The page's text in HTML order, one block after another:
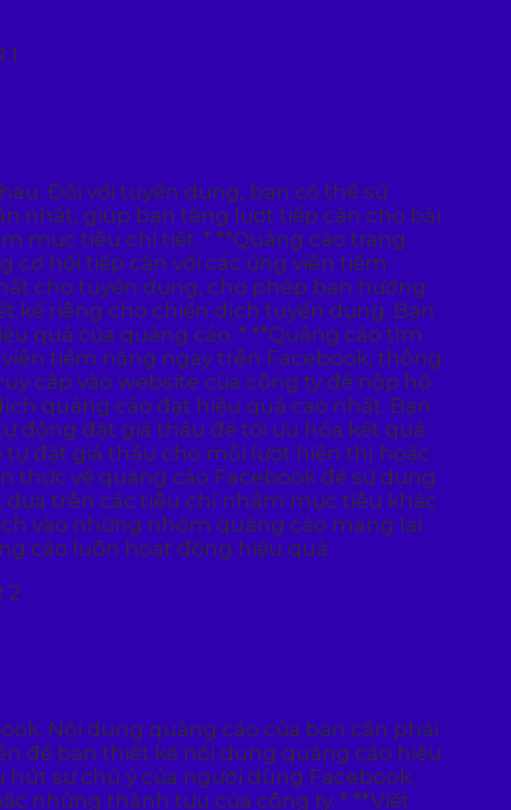
Đối với tuyển dụng, bạn có thể sử
nhất, giúp bạn tăng lượt tiếp cận cho bài
mục tiêu chi tiết. * **Quảng cáo trang
cơ hội tiếp cận với các ứng viên tiềm
cho tuyển dụng, cho phép bạn hướng
kế riêng cho chiến dịch tuyển dụng. Bạn
quả của quảng cáo. * **Quảng cáo tìm
tiềm năng ngay trên Facebook, thông
cập vào website của công ty để nộp hồ
quảng cáo đạt hiệu quả cao nhất. Bạn
động đặt giá thầu để tối ưu hóa kết quả
đặt giá thầu cho mỗi lượt hiển thị hoặc
thức về quảng cáo Facebook để sử dụng
trên các tiêu chí nhắm mục tiêu khác
vào những nhóm quảng cáo mang lại
cáo luôn hoạt động hiệu quả.
Nội dung quảng cáo của bạn cần phải
để bạn thiết kế nội dung quảng cáo hiệu
sự chú ý của người dùng Facebook.
những thành tựu của công ty. * **Viết